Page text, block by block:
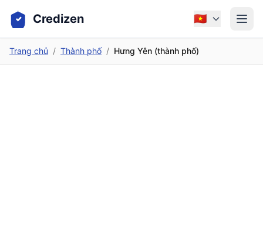
Credizen 🇻🇳
Trang chủ / Thành phố / Hưng Yên (thành phố)